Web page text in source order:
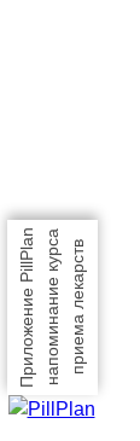
Приложение PillPlanнапоминание курсаприема лекарств